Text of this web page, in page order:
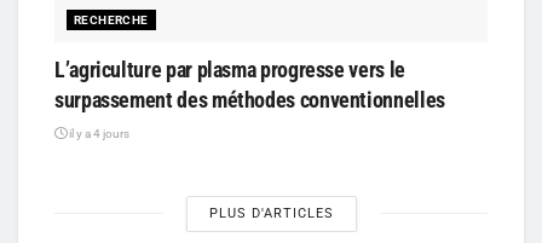
RECHERCHE
L’agriculture par plasma progresse vers le
surpassement des méthodes conventionnelles
il y a 4 jours
PLUS D'ARTICLES